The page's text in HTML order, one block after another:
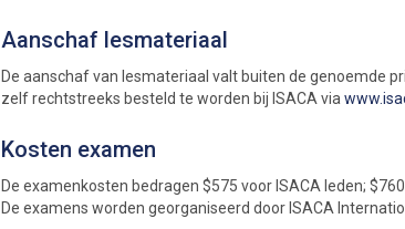
Aanschaf lesmateriaal
De aanschaf van lesmateriaal valt buiten de genoemde
zelf rechtstreeks besteld te worden bij ISACA via
Kosten examen
De examenkosten bedragen $575 voor ISACA leden;
De examens worden georganiseerd door ISACA